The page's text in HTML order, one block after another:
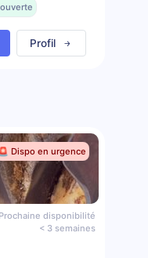
Profil
🚨 Dispo en urgence
Prochaine disponibilité
< 3 semaines